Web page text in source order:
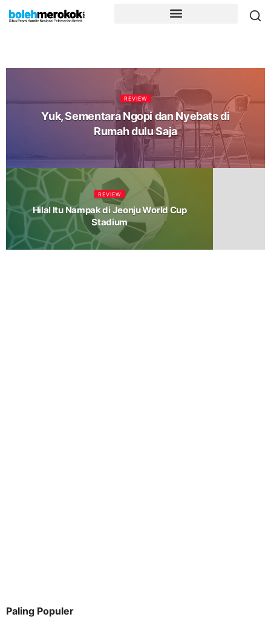
REVIEW
Yuk, Sementara Ngopi dan Nyebats di
Rumah dulu Saja
REVIEW
Hilal Itu Nampak di Jeonju World Cup
Stadium
Paling Populer